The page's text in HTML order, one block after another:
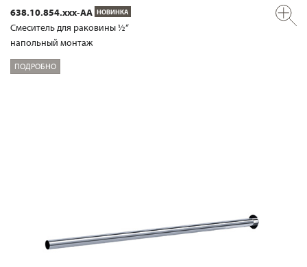
638.10.854.xxx-AA НОВИНКА
Смеситель для раковины ½“
напольный монтаж
ПОДРОБНО